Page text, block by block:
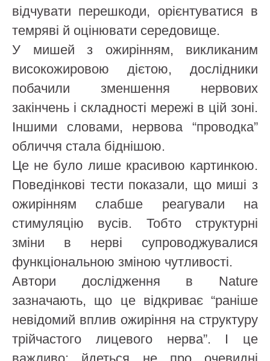
відчувати перешкоди, орієнтуватися в
темряві й оцінювати середовище.
У мишей з ожирінням, викликаним
високожировою дієтою, дослідники
побачили зменшення нервових
закінчень і складності мережі в цій зоні.
Іншими словами, нервова “проводка”
обличчя стала біднішою.
Це не було лише красивою картинкою.
Поведінкові тести показали, що миші з
ожирінням слабше реагували на
стимуляцію вусів. Тобто структурні
зміни в нерві супроводжувалися
функціональною зміною чутливості.
Автори дослідження в Nature
зазначають, що це відкриває “раніше
невідомий вплив ожиріння на структуру
трійчастого лицевого нерва”. І це